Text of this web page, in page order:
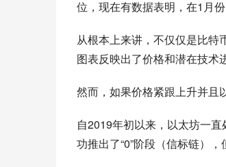
位，现在有数据表明，在1月
从根本上来讲，不仅仅是比特
图表反映出了价格和潜在技术
然而，如果价格紧跟上升并且
自2019年初以来，以太坊一
功推出了“0”阶段（信标链）